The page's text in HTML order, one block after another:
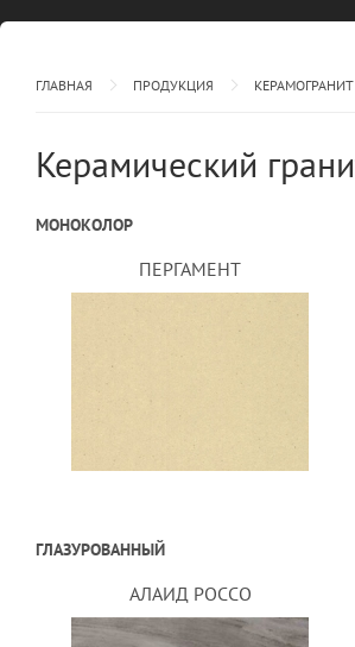
ГЛАВНАЯ ПРОДУКЦИЯ КЕРАМОГРАНИТ
Керамический
МОНОКОЛОР
ПЕРГАМЕНТ
ГЛАЗУРОВАННЫЙ
АЛАИД РОССО